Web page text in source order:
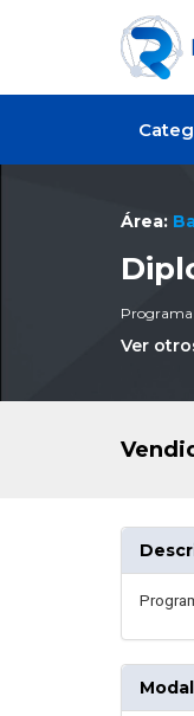
Área:
Programa
Ver